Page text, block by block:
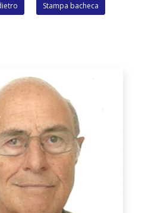
Stampa bacheca